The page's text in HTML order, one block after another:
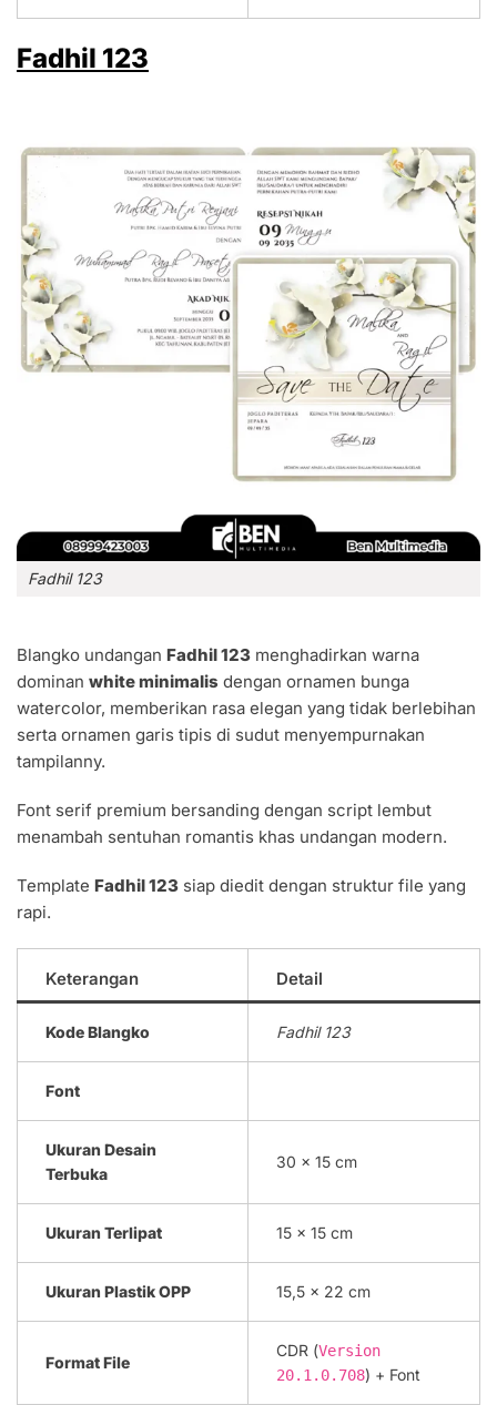
Fadhil 123
Fadhil 123
Blangko undangan Fadhil 123 menghadirkan warna
dominan white minimalis dengan ornamen bunga
watercolor, memberikan rasa elegan yang tidak berlebihan
serta ornamen garis tipis di sudut menyempurnakan
tampilanny.
Font serif premium bersanding dengan script lembut
menambah sentuhan romantis khas undangan modern.
Template Fadhil 123 siap diedit dengan struktur file yang
rapi.
Keterangan Detail
Kode Blangko Fadhil 123
Font
Ukuran Desain
Terbuka
30 x 15 cm
Ukuran Terlipat 15 x 15 cm
Ukuran Plastik OPP 15,5 x 22 cm
Format File
CDR (Version
20.1.0.708) + Font